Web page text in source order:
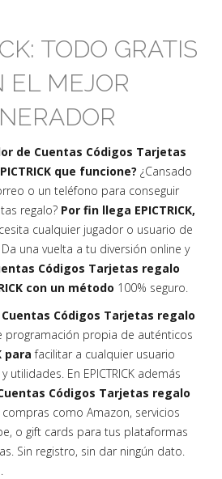
TODO GRATIS
EL MEJOR
de Cuentas Códigos Tarjetas
que funcione? ¿Cansado
o un teléfono para conseguir
regalo? Por fin llega EPICTRICK,
cualquier jugador o usuario de
una vuelta a tu diversión online y
Códigos Tarjetas regalo
con un método 100% seguro.
Códigos Tarjetas regalo
programación propia de auténticos
para facilitar a cualquier usuario
En EPICTRICK además
Códigos Tarjetas regalo
como Amazon, servicios
o gift cards para tus plataformas
Sin registro, sin dar ningún dato.